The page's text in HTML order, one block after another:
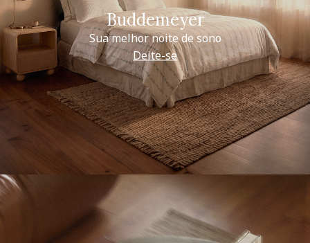
Buddemeyer
Sua melhor noite de sono
Deite-se